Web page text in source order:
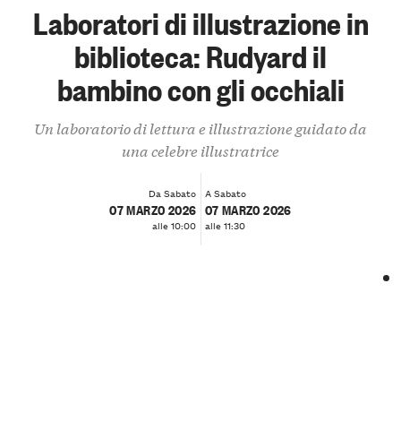
Laboratori di illustrazione in
biblioteca: Rudyard il
bambino con gli occhiali
Un laboratorio di lettura e illustrazione guidato da
una celebre illustratrice
Da Sabato
07 MARZO 2026
alle 10:00
A Sabato
07 MARZO 2026
alle 11:30